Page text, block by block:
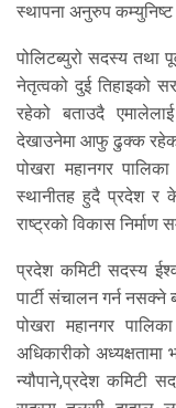
स्थापना अनुरुप कम्युनिष्ट
पोलिटब्युरो सदस्य तथा
नेतृत्वको दुई तिहाइको
रहेको बताउदै
देखाउनेमा आफु ढुक्क
पोखरा महानगर
स्थानीतह हुदै प्रदेश र
राष्ट्रको विकास निर्माण
प्रदेश कमिटी सदस्य
पार्टी संचालन गर्न नसक्ने
पोखरा महानगर
अधिकारीको अध्यक्षतामा
न्यौपाने,प्रदेश कमिटी